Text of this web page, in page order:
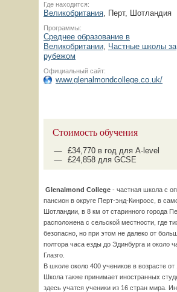
Где находится:
Великобритания, Перт, Шотландия
Программы:
Среднее образование в
Великобритании, Частные школы за
рубежом
Официальный сайт:
www.glenalmondcollege.co.uk/
Стоимость обучения
£34,770 в год для A-level
£24,858 для GCSE
Glenalmond College - частная школа с
пансион в округе Перт-энд-Кинросс, в
Шотландии, в 8 км от старинного города
расположена с сельской местности, где
безопасно, но при этом не далеко от
полтора часа езды до Эдинбурга и около
Глазго.
В школе около 400 учеников в возрасте от
Школа также принимает иностранных
здесь учатся ученики из 16 стран мира.